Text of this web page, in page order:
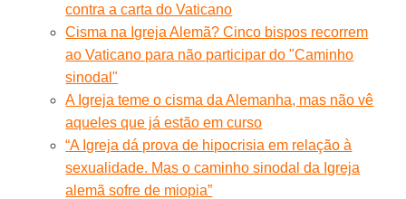
contra a carta do Vaticano
Cisma na Igreja Alemã? Cinco bispos recorrem
ao Vaticano para não participar do "Caminho
sinodal"
A Igreja teme o cisma da Alemanha, mas não vê
aqueles que já estão em curso
“A Igreja dá prova de hipocrisia em relação à
sexualidade. Mas o caminho sinodal da Igreja
alemã sofre de miopia”